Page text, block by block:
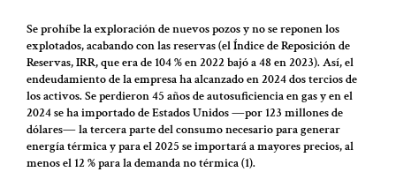
Se prohíbe la exploración de nuevos pozos y no se reponen los
explotados, acabando con las reservas (el Índice de Reposición de
Reservas, IRR, que era de 104 % en 2022 bajó a 48 en 2023). Así, el
endeudamiento de la empresa ha alcanzado en 2024 dos tercios de
los activos. Se perdieron 45 años de autosuficiencia en gas y en el
2024 se ha importado de Estados Unidos ―por 123 millones de
dólares― la tercera parte del consumo necesario para generar
energía térmica y para el 2025 se importará a mayores precios, al
menos el 12 % para la demanda no térmica (1).